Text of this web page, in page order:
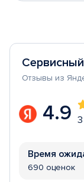
Отзывы из
4.9
Время
690 оценок